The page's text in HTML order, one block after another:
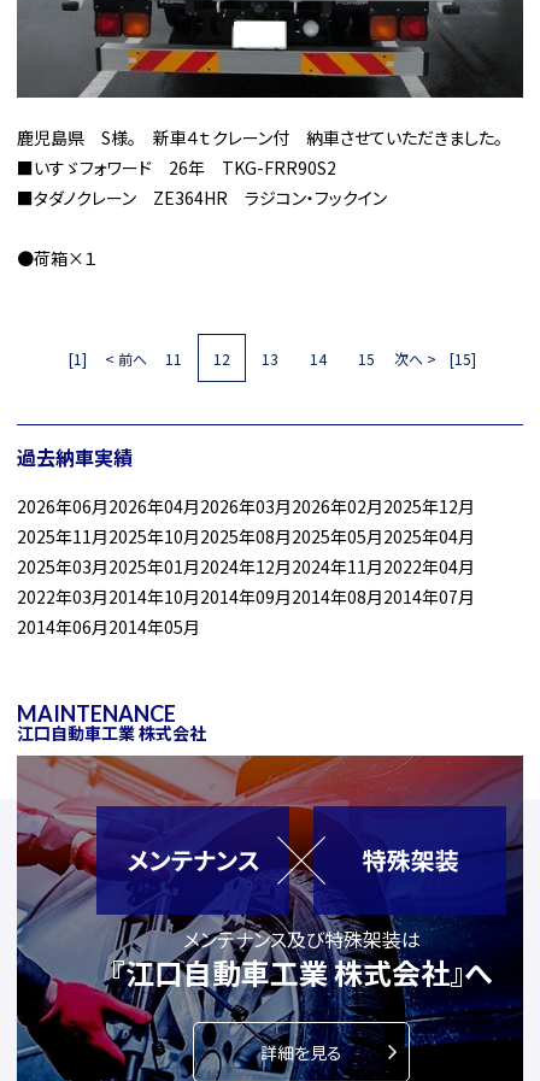
鹿児島県 S様。 新車４ｔクレーン付 納車させていただきました。
■いすゞフォワード 26年 TKG-FRR90S2
■タダノクレーン ZE364HR ラジコン・フックイン
●荷箱×１
[1] < 前へ 11 12 13 14 15 次へ > [15]
過去納車実績
2026年06月2026年04月2026年03月2026年02月2025年12月
2025年11月2025年10月2025年08月2025年05月2025年04月
2025年03月2025年01月2024年12月2024年11月2022年04月
2022年03月2014年10月2014年09月2014年08月2014年07月
2014年06月2014年05月
MAINTENANCE
江口自動車工業 株式会社
メンテナンス及び特殊架装は
『江口自動車工業 株式会社』へ
詳細を見る